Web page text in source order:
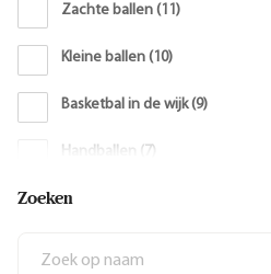
Zachte ballen (11)
Kleine ballen (10)
Basketbal in de wijk(9)
Handballen ( 7)
Zaalvoetballen - futsal
Zoeken